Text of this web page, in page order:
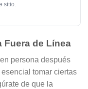
sitio.
Fuera de Línea
persona después
tomar ciertas
de que la